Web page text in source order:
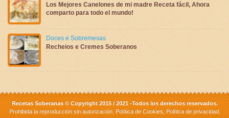
Los Mejores Canelones de mi madre Receta fácil, Ahora
comparto para todo el mundo!
Doces e Sobremesas
Recheios e Cremes Soberanos
Recetas Soberanas © Copyright 2015 / 2021 -Todos los derechos reservados.
Prohibida la reproducción sin autorización. Política de Cookies, Política de privacidad.